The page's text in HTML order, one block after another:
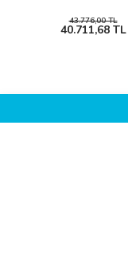
43.776,00 TL
40.711,68 TL